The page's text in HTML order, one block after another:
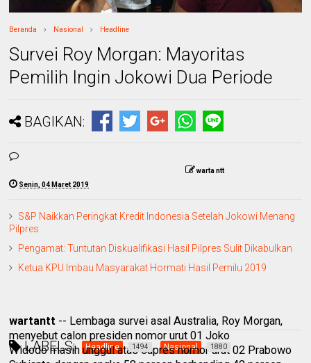
Beranda Nasional Headline
Survei Roy Morgan: Mayoritas
Pemilih Ingin Jokowi Dua Periode
BAGIKAN:
warta ntt
Senin, 04 Maret 2019
S&P Naikkan Peringkat Kredit Indonesia Setelah Jokowi Menang
Pilpres
Pengamat: Tuntutan Diskualifikasi Hasil Pilpres Sulit Dikabulkan
Ketua KPU Imbau Masyarakat Hormati Hasil Pemilu 2019
wartantt -- Lembaga survei asal Australia, Roy Morgan,
menyebut calon presiden nomor urut 01 Joko
Widodo masih unggul atas capres nomor urut 02 Prabowo
LABELS: Headline 1494 Nasional 1880